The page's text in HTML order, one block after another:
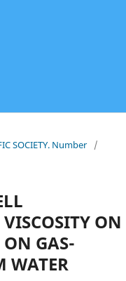
SOCIETY. Number
/
ON
GAS-
WATER